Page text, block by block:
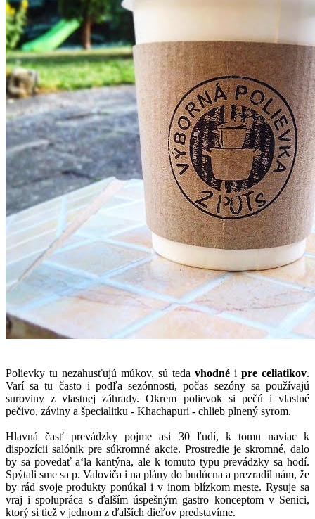
Polievky tu nezahusťujú múkov, sú teda vhodné i pre celiatikov.
Varí sa tu často i podľa sezónnosti, počas sezóny sa používajú
suroviny z vlastnej záhrady. Okrem polievok si pečú i vlastné
pečivo, záviny a špecialitku - Khachapuri - chlieb plnený syrom.
Hlavná časť prevádzky pojme asi 30 ľudí, k tomu naviac k
dispozícii salónik pre súkromné akcie. Prostredie je skromné, dalo
by sa povedať a‘la kantýna, ale k tomuto typu prevádzky sa hodí.
Spýtali sme sa p. Valoviča i na plány do budúcna a prezradil nám, že
by rád svoje produkty ponúkal i v inom blízkom meste. Rysuje sa
vraj i spolupráca s ďalším úspešným gastro konceptom v Senici,
ktorý si tiež v jednom z ďalších dieľov predstavíme.